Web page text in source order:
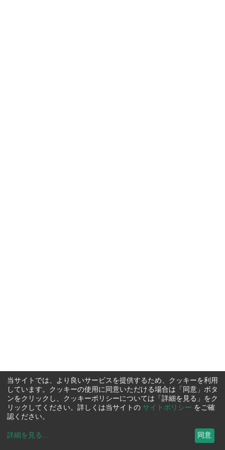
当サイトでは、より良いサービスを提供するため、クッキーを利用
しています。クッキーの使用に同意いただける場合は「同意」ボタ
ンをクリックし、クッキーポリシーについては「詳細を見る」をク
リックしてください。詳しくは当サイトの サイトポリシー をご確
認ください。
詳細を見る ... 同意